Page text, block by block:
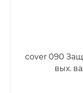
cover 090
вых.